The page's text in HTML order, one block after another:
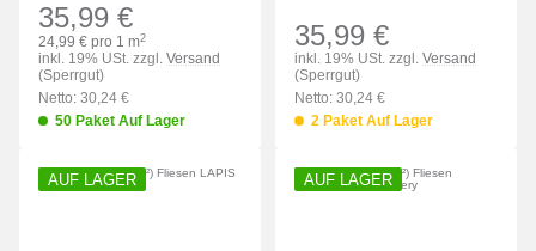
35,99 €
24,99 € pro 1 m2
inkl. 19% USt. zzgl. Versand
(Sperrgut)
Netto: 30,24 €
50 Paket Auf Lager
35,99 €
inkl. 19% USt. zzgl. Versand
(Sperrgut)
Netto: 30,24 €
2 Paket Auf Lager
AUF LAGER AUF LAGER